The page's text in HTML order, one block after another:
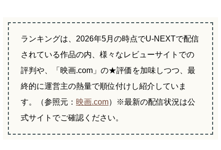
ランキングは、2026年5月の時点でU-NEXTで配信
されている作品の内、様々なレビューサイトでの
評判や、「映画.com」の★評価を加味しつつ、最
終的に運営主の熱量で順位付けし紹介していま
す。（参照元： 映画.com）※最新の配信状況は公
式サイトでご確認ください。